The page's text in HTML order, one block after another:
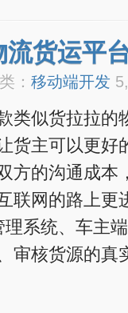
货运平
： 移动端开发
类似货拉拉的
货主可以更好
方的沟通成本
联网的路上
系统、车主
审核货源的真